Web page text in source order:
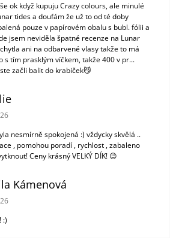
ok když kupuju Crazy colours, ale minulé
tides a doufám že už to od té doby
pouze v papírovém obalu s bubl. fólii a
jsem neviděla špatné recenze na Lunar
ani na odbarvené vlasy takže to má
s tím prasklým víčkem, takže 400 v pr...
začli balit do krabiček😼
obchodu je 5 z 5 hvězdiček.
nesmírně spokojená :) vždycky skvělá ..
, pomohou poradí , rychlost , zabaleno
Ceny krásný VELKÝ DÍK! 😉
Kámenová
obchodu je 5 z 5 hvězdiček.
:)